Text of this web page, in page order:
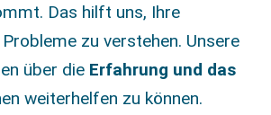
Das hilft uns, Ihre
zu verstehen. Unsere
über die Erfahrung und das
weiterhelfen zu können.